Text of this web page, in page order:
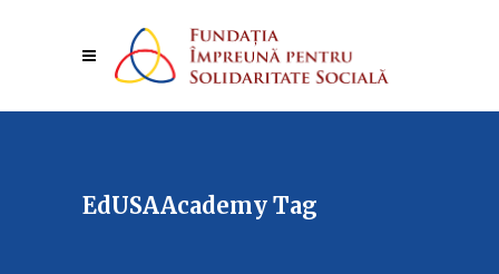
EdUSAAcademy Tag